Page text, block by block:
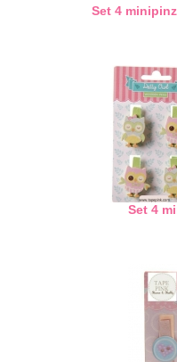
Set 4
Set 4